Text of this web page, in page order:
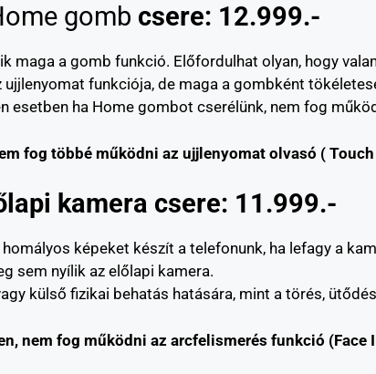
gomb csere: 12.999.-
maga a gomb funkció. Előfordulhat olyan, hogy
funkciója, de maga a gombként
ha Home gombot cserélünk, nem fog
fog többé működni az ujjlenyomat olvasó ( Touch
kamera csere: 11.999.-
képeket készít a telefonunk, ha lefagy a
sem nyílik az előlapi kamera.
külső fizikai behatás hatására, mint a törés,
nem fog működni az arcfelismerés funkció (Face